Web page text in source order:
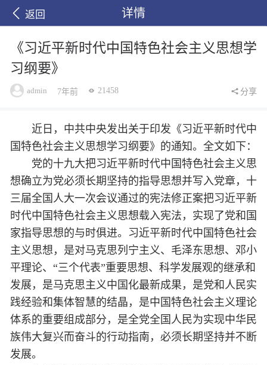
返回 详情
《习近平新时代中国特色社会主义思想学
习纲要》
admin 7年前 21458 分享
近日，中共中央发出关于印发《习近平新时代中
国特色社会主义思想学习纲要》的通知。全文如下：
党的十九大把习近平新时代中国特色社会主义思
想确立为党必须长期坚持的指导思想并写入党章，十
三届全国人大一次会议通过的宪法修正案把习近平新
时代中国特色社会主义思想载入宪法，实现了党和国
家指导思想的与时俱进。习近平新时代中国特色社会
主义思想，是对马克思列宁主义、毛泽东思想、邓小
平理论、“三个代表”重要思想、科学发展观的继承和
发展，是马克思主义中国化最新成果，是党和人民实
践经验和集体智慧的结晶，是中国特色社会主义理论
体系的重要组成部分，是全党全国人民为实现中华民
族伟大复兴而奋斗的行动指南，必须长期坚持并不断
发展。